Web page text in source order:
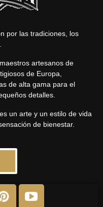
por las tradiciones, los
artesanos de
de Europa,
de alta gama para el
detalles.
un arte y un estilo de vida
de bienestar.